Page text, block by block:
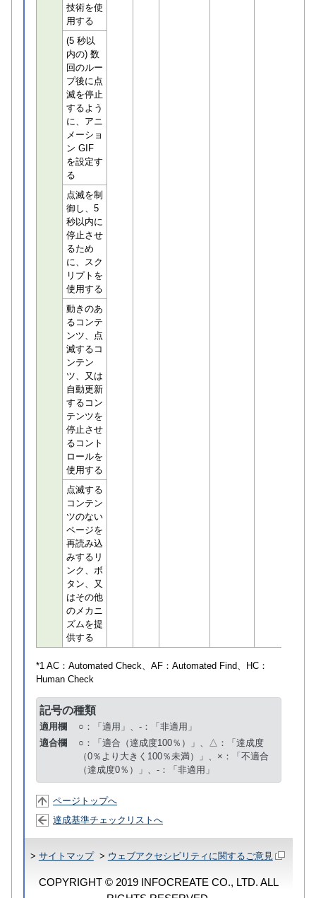
技術を使
用する
(5 秒以
内の) 数
回のルー
プ後に点
滅を停止
するよう
に、アニ
メーショ
ン GIF
を設定す
る
点滅を制
御し、5
秒以内に
停止させ
るため
に、スク
リプトを
使用する
動きのあ
るコンテ
ンツ、点
滅するコ
ンテン
ツ、又は
自動更新
するコン
テンツを
停止させ
るコント
ロールを
使用する
点滅する
コンテン
ツのない
ページを
再読み込
みするリ
ンク、ボ
タン、又
はその他
のメカニ
ズムを提
供する
*1 AC： Automated Check、AF： Automated Find、HC：
Human Check
記号の種類
適用欄
○：「適用」、-：「非適用」
適合欄
○：「適合（達成度100％）」、△：「達成度
（0％より大きく100％未満）」、×：「不適合
（達成度0％）」、-：「非適用」
ページトップへ
達成基準チェックリストへ
> サイトマップ> ウェブアクセシビリティに関するご意見
COPYRIGHT © 2019 INFOCREATE CO., LTD. ALL